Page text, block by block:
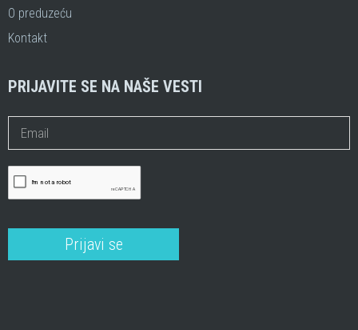
O preduzeću
Kontakt
PRIJAVITE SE NA NAŠE VESTI